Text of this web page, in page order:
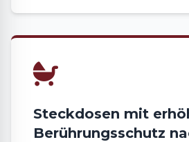
Steckdosen mit
Berührungsschutz